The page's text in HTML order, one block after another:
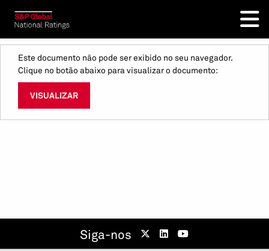
Este documento não pode ser exibido no seu navegador.
Clique no botão abaixo para visualizar o documento:
VISUALIZAR
Siga-nos